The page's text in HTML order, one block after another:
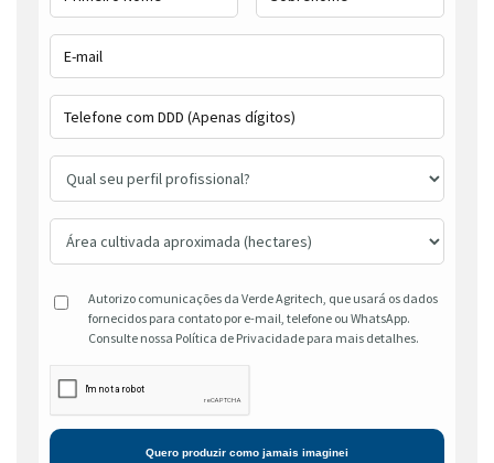
Autorizo comunicações da Verde Agritech, que usará os dados
fornecidos para contato por e-mail, telefone ou WhatsApp.
Consulte nossa Política de Privacidade para mais detalhes.